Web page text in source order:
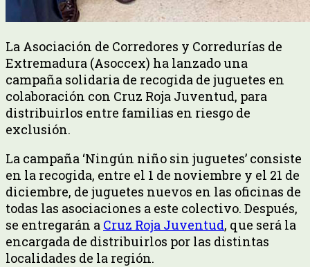
La Asociación de Corredores y Corredurías de
Extremadura (Asoccex) ha lanzado una
campaña solidaria de recogida de juguetes en
colaboración con Cruz Roja Juventud, para
distribuirlos entre familias en riesgo de
exclusión.
La campaña ‘Ningún niño sin juguetes’ consiste
en la recogida, entre el 1 de noviembre y el 21 de
diciembre, de juguetes nuevos en las oficinas de
todas las asociaciones a este colectivo. Después,
se entregarán a Cruz Roja Juventud, que será la
encargada de distribuirlos por las distintas
localidades de la región.